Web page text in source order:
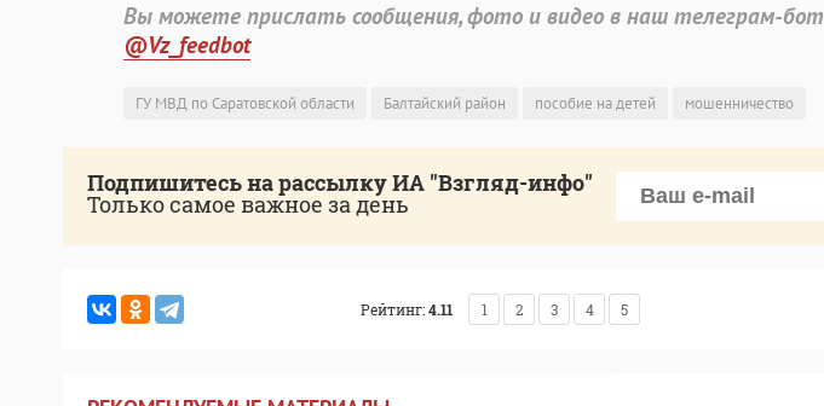
Вы можете прислать сообщения, фото и видео в наш телеграм-бот
@Vz_feedbot
ГУ МВД по Саратовской области Балтайский район пособие на детей мошенничество
Подпишитесь на рассылку ИА "Взгляд-инфо"
Только самое важное за день
Рейтинг:4.11 1 2 3 4 5